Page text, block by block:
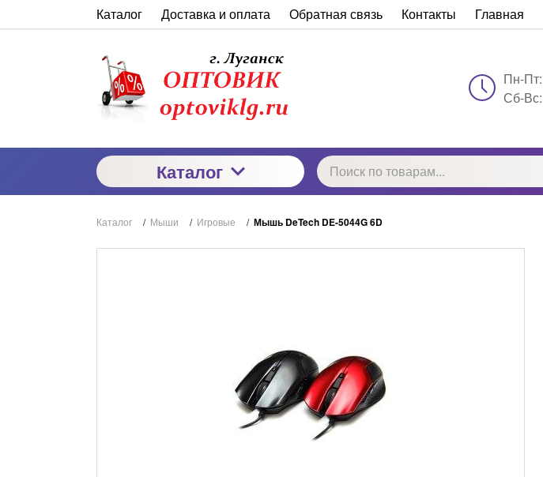
Каталог Доставка и оплата Обратная связь Контакты Главная
Пн-Пт:
Сб-Вс:
Каталог
Каталог / Мыши / Игровые / Мышь DeTech DE-5044G 6D